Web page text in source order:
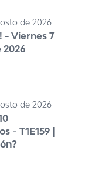
de 2026
- Viernes 7
de 2026
- T1E159 |